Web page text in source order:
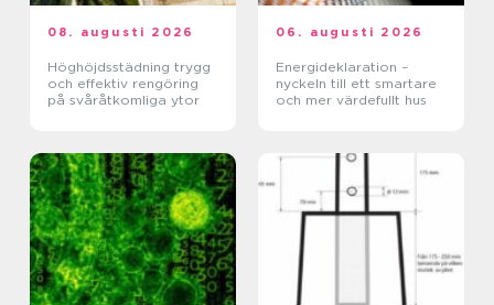
08. augusti 2026
Höghöjdsstädning trygg
och effektiv rengöring
på svåråtkomliga ytor
06. augusti 2026
Energideklaration –
nyckeln till ett smartare
och mer värdefullt hus